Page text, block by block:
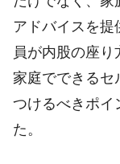
アドバイスを提
員が内股の座り
家庭でできるセ
つけるべきポイ
た。